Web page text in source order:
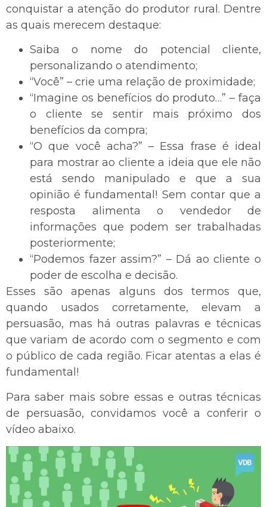
conquistar a atenção do produtor rural. Dentre
as quais merecem destaque:
Saiba o nome do potencial cliente,
personalizando o atendimento;
“Você” – crie uma relação de proximidade;
“Imagine os benefícios do produto…” – faça
o cliente se sentir mais próximo dos
benefícios da compra;
“O que você acha?” – Essa frase é ideal
para mostrar ao cliente a ideia que ele não
está sendo manipulado e que a sua
opinião é fundamental! Sem contar que a
resposta alimenta o vendedor de
informações que podem ser trabalhadas
posteriormente;
“Podemos fazer assim?” – Dá ao cliente o
poder de escolha e decisão.
Esses são apenas alguns dos termos que,
quando usados corretamente, elevam a
persuasão, mas há outras palavras e técnicas
que variam de acordo com o segmento e com
o público de cada região. Ficar atentas a elas é
fundamental!
Para saber mais sobre essas e outras técnicas
de persuasão, convidamos você a conferir o
vídeo abaixo.